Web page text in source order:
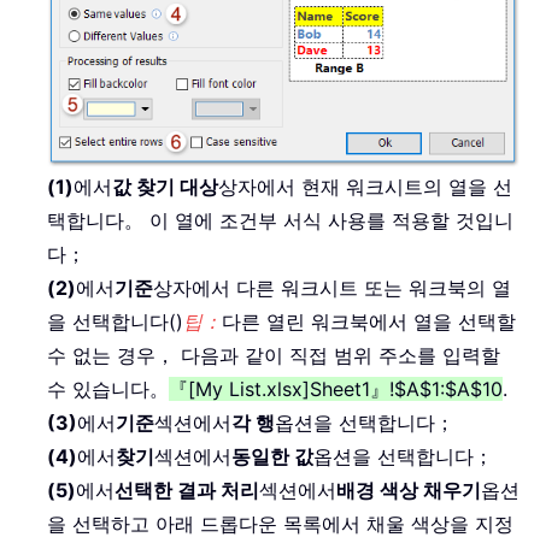
(1)에서값 찾기 대상상자에서 현재 워크시트의 열을 선
택합니다。 이 열에 조건부 서식 사용를 적용할 것입니
다；
(2)에서기준상자에서 다른 워크시트 또는 워크북의 열
을 선택합니다() 팁： 다른 열린 워크북에서 열을 선택할
수 없는 경우， 다음과 같이 직접 범위 주소를 입력할
수 있습니다。
『[My List.xlsx]Sheet1』!$A$1:$A$10.
(3)에서기준섹션에서각 행옵션을 선택합니다；
(4)에서찾기섹션에서동일한 값옵션을 선택합니다；
(5)에서선택한 결과 처리섹션에서배경 색상 채우기옵션
을 선택하고 아래 드롭다운 목록에서 채울 색상을 지정